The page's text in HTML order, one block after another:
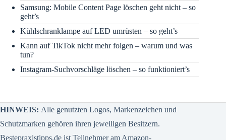
Samsung: Mobile Content Page löschen geht nicht – so
geht’s
Kühlschranklampe auf LED umrüsten – so geht’s
Kann auf TikTok nicht mehr folgen – warum und was
tun?
Instagram-Suchvorschläge löschen – so funktioniert’s
HINWEIS: Alle genutzten Logos, Markenzeichen und
Schutzmarken gehören ihren jeweiligen Besitzern.
Bestepraxistipps.de ist Teilnehmer am Amazon-